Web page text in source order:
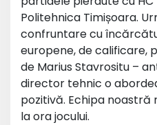
Politehnica Timișoara.
confruntare cu
europene, de calificare,
de Marius Stavrositu –
director tehnic o
pozitivă. Echipa noastră
la ora jocului.